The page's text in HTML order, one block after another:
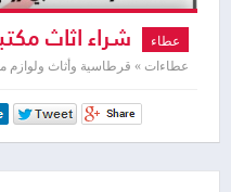
عطاء شراء اثاث
عطاءات » قرطاسية وأثاث ولوازم